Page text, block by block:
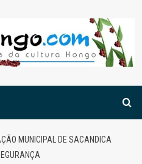
MUNICIPAL DE SACANDICA